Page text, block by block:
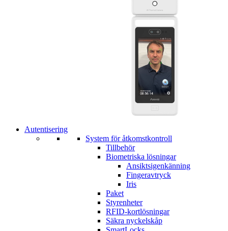
Autentisering
System för åtkomstkontroll
Tillbehör
Biometriska lösningar
Ansiktsigenkänning
Fingeravtryck
Iris
Paket
Styrenheter
RFID-kortlösningar
Säkra nyckelskåp